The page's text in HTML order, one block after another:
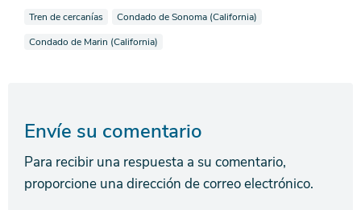
Ver noticias también etiquetadas como
Tren de cercanías Ver noticias también etiquetadas como
Condado de Sonoma (California)
Ver noticias también etiquetadas como
Condado de Marin (California)
Envíe su comentario
Para recibir una respuesta a su comentario,
proporcione una dirección de correo electrónico.